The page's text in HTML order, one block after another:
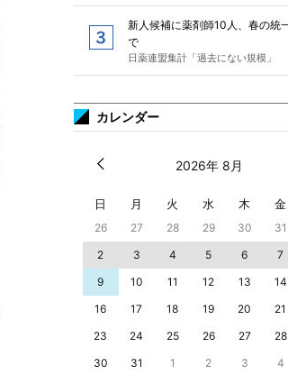
新人候補に薬剤師10人、春の統
で
日薬連盟集計「過去にない規模」
カレンダー
2026年 8月
日 月 火 水 木 金
26 27 28 29 30 31
2
3 4 5 6 7
9
10 11 12 13 14
16
17 18 19 20 21
23
24 25 26 27 28
30
31 1 2 3 4